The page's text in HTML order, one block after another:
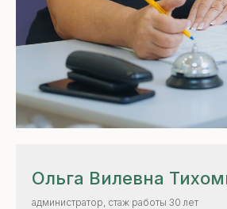
Ольга Вилевна
администратор, стаж работы 30 лет